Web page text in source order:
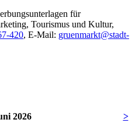
für
Tourismus und Kultur,
420, E-Mail: gruenmarkt@stadt-
2026
>